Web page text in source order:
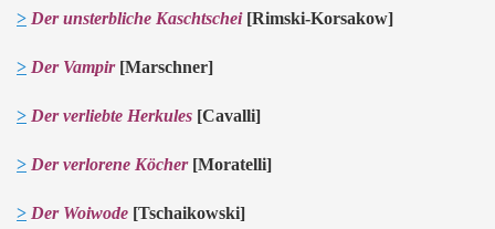
> Der unsterbliche Kaschtschei[Rimski-Korsakow]
> Der Vampir [Marschner]
> Der verliebte Herkules [Cavalli]
> Der verlorene Köcher[Moratelli]
> Der Woiwode [Tschaikowski]